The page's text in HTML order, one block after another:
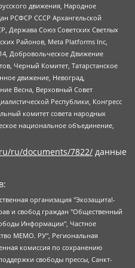
движения, Народное
РСФСР СССР Архангельской
Держава Союз Советских Светлых
Районов, Meta Platforms Inc,
Добровольческое Движение
Черный Комитет, Татарстанское
движение, Невоград,
Весна, Верховный Совет
Республики, Конгресс
комитет совета народных
национальное объединение,
ru/documents/7822/ данные
Юрьевна, Вольтская Татьяна Анатольевна, Американская компания "Mason G.E.S. Anonymous Foundation" (США), являющаяся владельцем интернет-издания https://mnews.world/, Компания "Stichting Bellingcat", зарегистрированная в Нидерландах (дата регистрации 11.07.2018), Захаров Андрей Вячеславович, Клепиковская Екатерина Дмитриевна, Общество с ограниченной ответственностью "МЕМО", Перл Роман Александрович, Симонов Евгений Алексеевич, Соловьева Елена Анатольевна, Сотников Даниил Владимирович, Сурначева Елизавета Дмитриевна, Автономная некоммерческая организация по защите прав человека и информированию населения "Якутия – Наше Мнение", Общество с ограниченной ответственностью "Москоу диджитал медиа", с 26.01.2023 Общество с ограниченной ответственностью "Чайка Белые сады", Ветошкина Валерия Валерьевна, Заговора Максим Александрович, Межрегиональное общественное движение "Российская ЛГБТ - сеть", Оленичев Максим Владимирович, Павлов Иван Юрьевич, Скворцова Елена Сергеевна, Общество с ограниченной ответственностью "Как бы инагент", Кочетков Игорь Викторович, Общество с ограниченной ответственностью "Честные выборы", Еланчик Олег Александрович, Общество с ограниченной ответственностью "Нобелевский призыв", Гималова Регина Эмилевна, Григорьев Андрей Валерьевич, Григорьева Алина Александровна, Ассоциация по содействию защите прав призывников, альтернативнослужащих и военнослужащих "Правозащитная группа "Гражданин.Армия.Право", Хисамова Регина Фаритовна, Автономная некоммерческая организация по реализации социально-правовых программ "Лилит", Дальневосточное общественное движение "Маяк", Санкт-Петербургская ЛГБТ-инициативная группа "Выход", Инициативная группа ЛГБТ+ "Реверс", Алексеев Андрей Викторович, Бекбулатова Таисия Львовна, Беляев Иван Михайлович, Владыкина Елена Сергеевна, Гельман Марат Александрович, Никульшина Вероника Юрьевна, Толоконникова Надежда Андреевна, Шендерович Виктор Анатольевич, Общество с ограниченной ответственностью "Данное сообщение", Общество с ограниченной ответственностью Издательский дом "Новая глава", Айнбиндер Александра Александровна, Московский комьюнити-центр для ЛГБТ+инициатив, Благотворительный фонд развития филантропии, Deutsche Welle (Германия, Kurt-Schumacher-Strasse 3, 53113 Bonn), Борзунова Мария Михайловна, Воробьев Виктор Викторович, Голубева Анна Львовна, Константинова Алла Михайловна, Малкова Ирина Владимировна, Мурадов Мурад Абдулгалимович, Осетинская Елизавета Николаевна, Понасенков Евгений Николаевич, Ганапольский Матвей Юрьевич, Киселев Евгений Алексеевич, Борухович Ирина Григорьевна, Дремин Иван Тимофеевич, Дубровский Дмитрий Викторович, Красноярская региональная общественная организация поддержки и развития альтернативных образовательных технологий и межкультурных коммуникаций "ИНТЕРРА", Маяковская Екатерина Алексеевна, Фейгин Марк Захарович, Филимонов Андрей Викторович, Дзугкоева Регина Николаевна, Доброхотов Роман Александрович, Дудь Юрий Александрович, Елкин Сергей Владимирович, Кругликов Кирилл Игоревич, Сабунаева Мария Леонидовна, Семенов Алексей Владимирович, Шаинян Карен Багратович, Шульман Екатерина Михайловна, Асафьев Артур Валерьевич, Вахштайн Виктор Семенович, Венедиктов Алексей Алексеевич, Лушникова Екатерина Евгеньевна, Волков Леонид Михайлович, Невзоров Александр Глебович, Пархоменко Сергей Борисович, Сироткин Ярослав Николаевич, Кара-Мурза Владимир Владимирович, Баранова Наталья Владимировна, Гозман Леонид Яковлевич, Кагарлицкий Борис Юльевич, Климарев Михаил Валерьевич, Милов Владимир Станиславович, Автономная некоммерческая организация Краснодарский центр современного искусства "Типография", Моргенштерн Алишер Тагирович, Соболь Любовь Эдуардовна, Общество с ограниченной ответственностью "ЛИЗА НОРМ", Каспаров Гарри Кимович, Ходорковский Михаил Борисович, Общество с ограниченной ответственностью "Апрельские тезисы", Данилович Ирина Брониславовна, Кашин Олег Владимирович, Петров Николай Владимирович, Пивоваров Алексей Владимирович, Соколов Михаил Владимирович, Цветкова Юлия Владимировна, Чичваркин Евгений Александрович, Комитет против пыток/Команда против пыток, Общество с ограниченной ответственностью "Первый научный", Общество с ограниченной ответственностью "Вертолет и ко", Белоцерковская Вероника Борисовна, Кац Максим Евгеньевич, Лазарева Татьяна Юрьевна, Шаведдинов Руслан Табризович, Яшин Илья Валерьевич, Общество с ограниченной ответственностью "Иноагент ААВ", Алешковский Дмитрий Петрович, Альбац Евгения Марковна, Быков Дмитрий Львович, Галямина Юлия Евгеньевна, Лойко Сергей Леонидович, Мартынов Кирилл Константинович, Медведев Сергей Александрович, Крашенинников Федор Геннадиевич, Гордеева Катерина Вл